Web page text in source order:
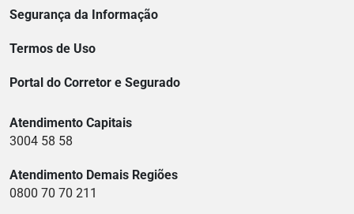
Segurança da Informação
Termos de Uso
Portal do Corretor e Segurado
Atendimento Capitais
3004 58 58
Atendimento Demais Regiões
0800 70 70 211